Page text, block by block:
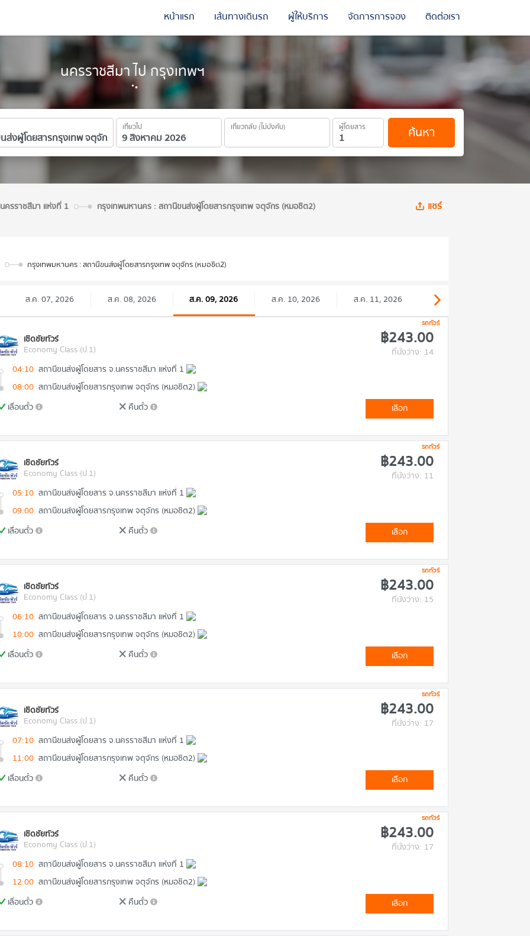
นครราชสีมา ไป กรุงเทพฯ
เที่ยวไป เที่ยวกลับ (ไม่บังคับ) ผู้โดยสาร ค้นหา
หน้าแรก เส้นทางเดินรถ ผู้ให้บริการ จัดการการจอง ติดต่อเรา
ครราชสีมา แห่งที่ 1
กรุงเทพมหานคร : สถานีขนส่งผู้โดยสารกรุงเทพ จตุจักร (หมอชิต2)
แชร์
กรุงเทพมหานคร : สถานีขนส่งผู้โดยสารกรุงเทพ จตุจักร (หมอชิต2)
ส.ค. 07, 2026 ส.ค. 08, 2026 ส.ค. 09, 2026 ส.ค. 10, 2026 ส.ค. 11, 2026
รถทัวร์
เชิดชัยทัวร์
Economy Class (ป.1)
฿243.00
ที่นั่งว่าง: 14
04:10 สถานีขนส่งผู้โดยสาร จ.นครราชสีมา แห่งที่ 1
08:00 สถานีขนส่งผู้โดยสารกรุงเทพ จตุจักร (หมอชิต2)
เลื่อนตั๋ว
คืนตั๋ว เลือก
รถทัวร์
เชิดชัยทัวร์
Economy Class (ป.1)
฿243.00
ที่นั่งว่าง: 11
05:10 สถานีขนส่งผู้โดยสาร จ.นครราชสีมา แห่งที่ 1
09:00 สถานีขนส่งผู้โดยสารกรุงเทพ จตุจักร (หมอชิต2)
เลื่อนตั๋ว
คืนตั๋ว เลือก
รถทัวร์
เชิดชัยทัวร์
Economy Class (ป.1)
฿243.00
ที่นั่งว่าง: 15
06:10 สถานีขนส่งผู้โดยสาร จ.นครราชสีมา แห่งที่ 1
10:00 สถานีขนส่งผู้โดยสารกรุงเทพ จตุจักร (หมอชิต2)
เลื่อนตั๋ว
คืนตั๋ว เลือก
รถทัวร์
เชิดชัยทัวร์
Economy Class (ป.1)
฿243.00
ที่นั่งว่าง: 17
07:10 สถานีขนส่งผู้โดยสาร จ.นครราชสีมา แห่งที่ 1
11:00 สถานีขนส่งผู้โดยสารกรุงเทพ จตุจักร (หมอชิต2)
เลื่อนตั๋ว
คืนตั๋ว เลือก
รถทัวร์
เชิดชัยทัวร์
Economy Class (ป.1)
฿243.00
ที่นั่งว่าง: 17
08:10 สถานีขนส่งผู้โดยสาร จ.นครราชสีมา แห่งที่ 1
12:00 สถานีขนส่งผู้โดยสารกรุงเทพ จตุจักร (หมอชิต2)
เลื่อนตั๋ว
คืนตั๋ว เลือก